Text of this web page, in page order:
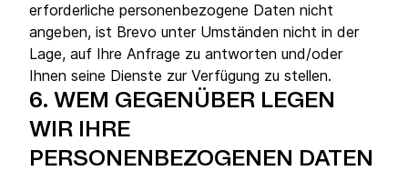
erforderliche personenbezogene Daten nicht
angeben, ist Brevo unter Umständen nicht in der
Lage, auf Ihre Anfrage zu antworten und/oder
Ihnen seine Dienste zur Verfügung zu stellen.
6. WEM GEGENÜBER LEGEN
WIR IHRE
PERSONENBEZOGENEN DATEN